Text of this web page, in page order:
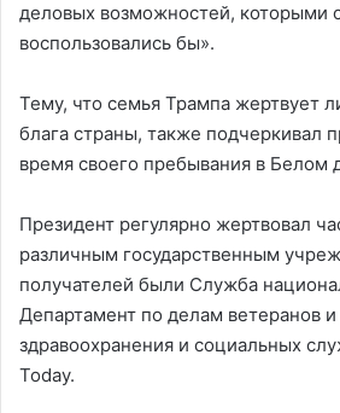
деловых возможностей, которыми
воспользовались бы».
Тему, что семья Трампа жертвует
блага страны, также подчеркивал
время своего пребывания в Белом
Президент регулярно жертвовал
различным государственным
получателей были Служба
Департамент по делам ветеранов
здравоохранения и социальных
Today.